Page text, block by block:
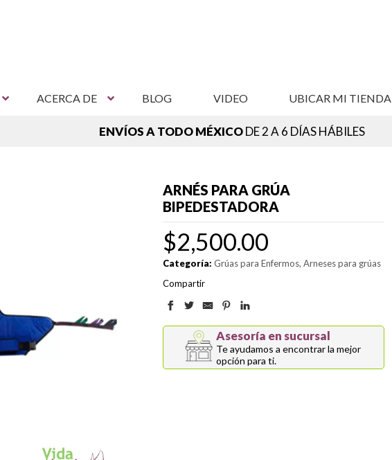
ACERCA DE BLOG VIDEO UBICAR MI TIENDA
ENVÍOS A TODO MÉXICODE 2 A 6 DÍAS HÁBILES
ARNÉS PARA GRÚA
BIPEDESTADORA
$2,500.00
Categoría: Grúas para Enfermos Arneses para grúas
Compartir
Asesoría en sucursal
Te ayudamos a encontrar la mejor
opción para ti.